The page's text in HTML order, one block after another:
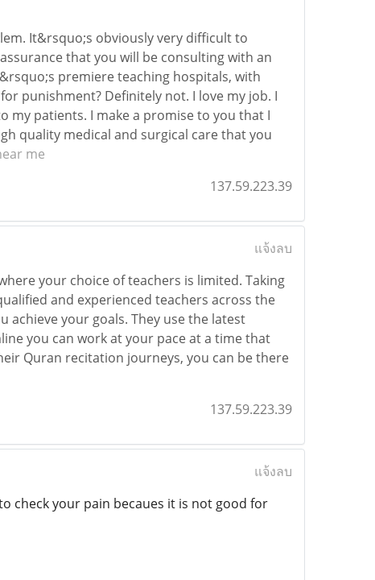
It&rsquo;s obviously very difficult to
that you will be consulting with an
premiere teaching hospitals, with
punishment? Definitely not. I love my job. I
my patients. I make a promise to you that I
quality medical and surgical care that you
me
137.59.223.39
แจ้งลบ
your choice of teachers is limited. Taking
and experienced teachers across the
achieve your goals. They use the latest
you can work at your pace at a time that
Quran recitation journeys, you can be there
137.59.223.39
แจ้งลบ
check your pain becaues it is not good for